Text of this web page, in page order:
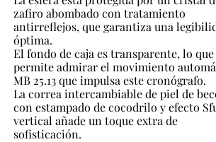
zafiro abombado con tratamiento
antirreflejos, que garantiza una
óptima.
El fondo de caja es transparente, lo que
permite admirar el movimiento
MB 25.13 que impulsa este cronógrafo.
La correa intercambiable de piel de
con estampado de cocodrilo y efecto
vertical añade un toque extra de
sofisticación.